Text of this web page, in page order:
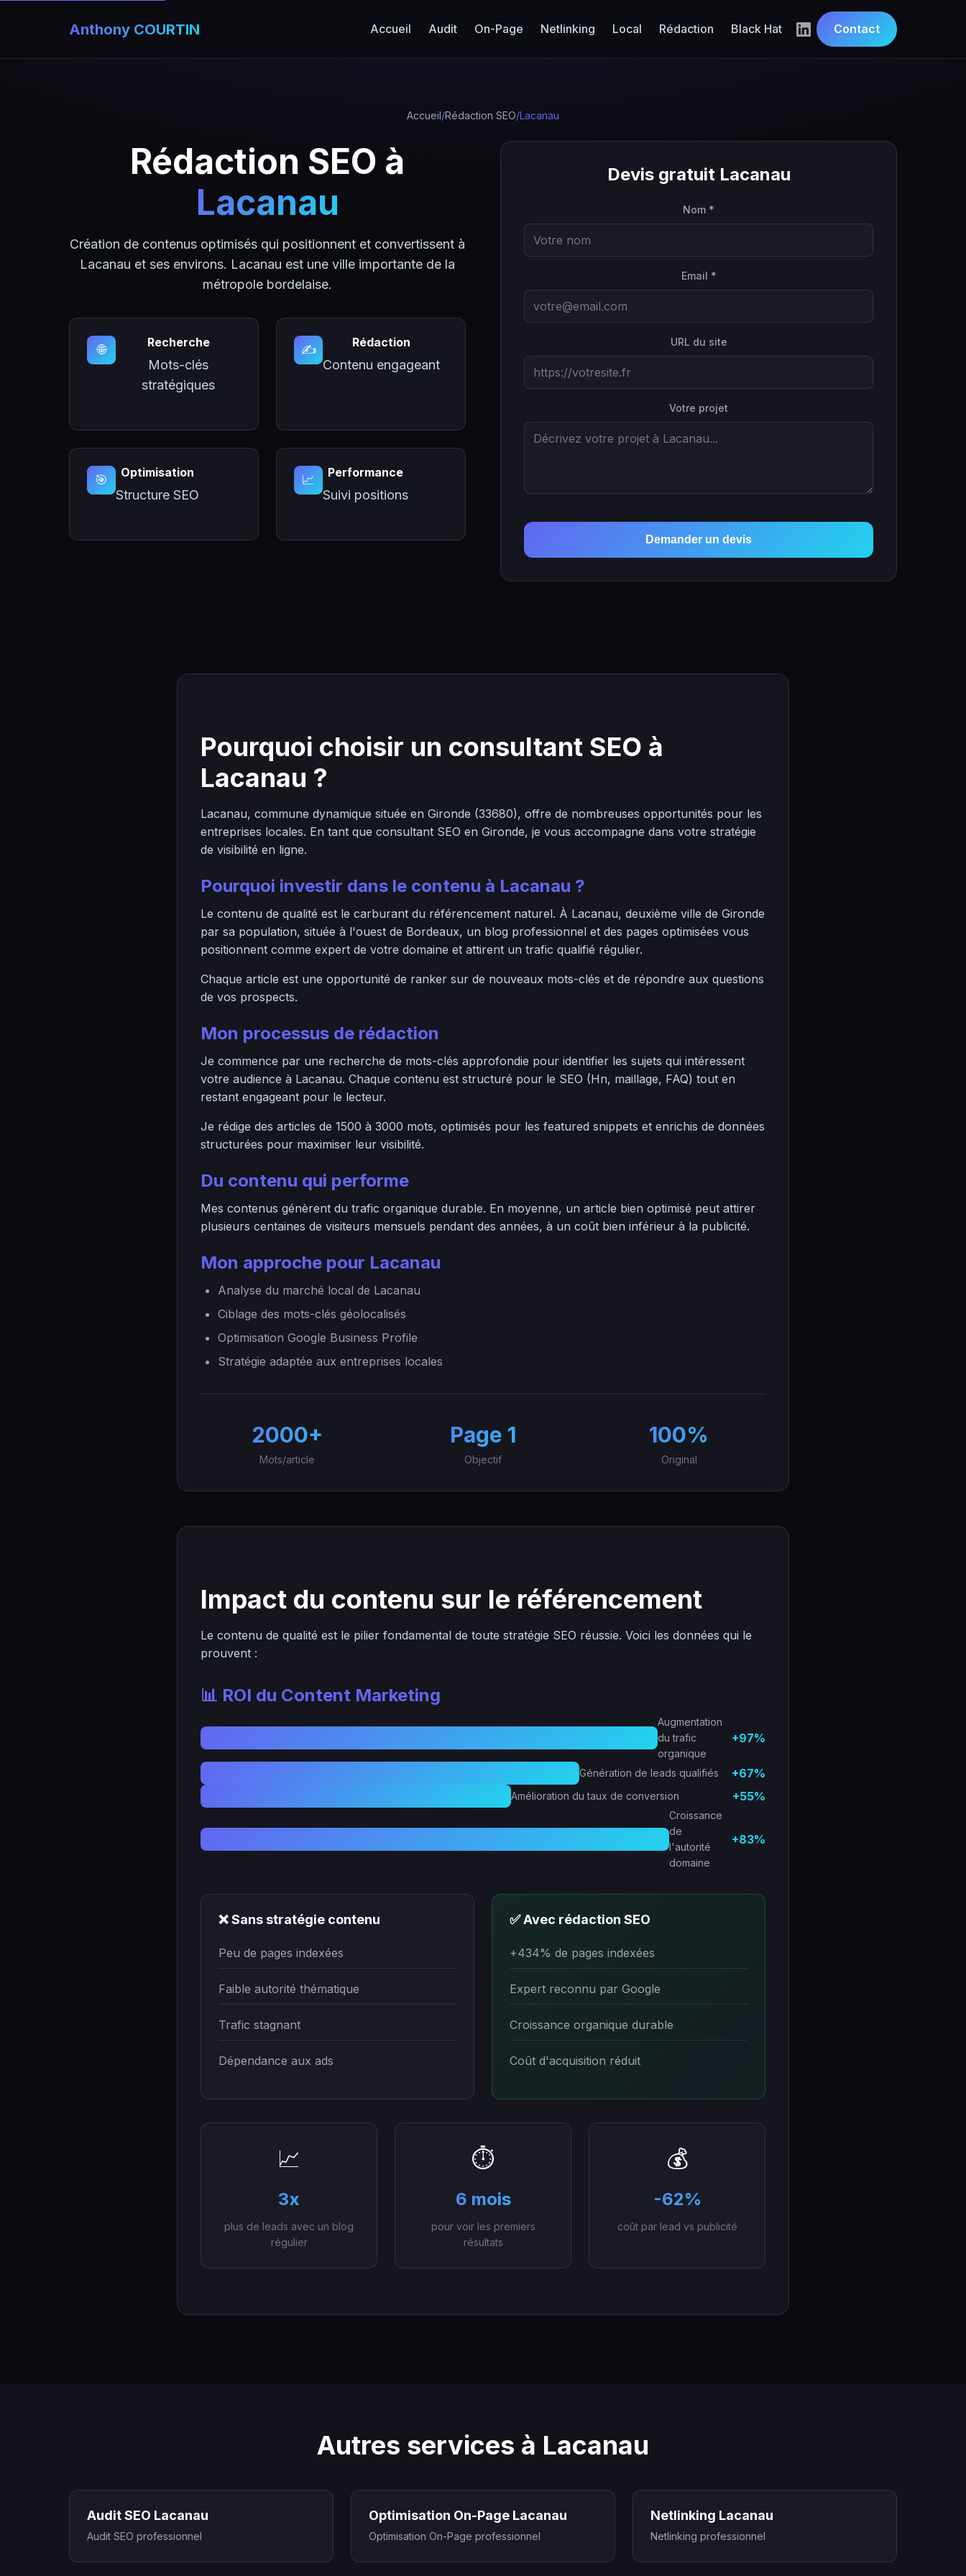
Anthony COURTIN Accueil Audit On-Page Netlinking Local Rédaction Black Hat Contact
Accueil/Rédaction SEO/Lacanau
Rédaction SEO à
Lacanau
Création de contenus optimisés qui positionnent et convertissent à
Lacanau et ses environs. Lacanau est une ville importante de la
métropole bordelaise.
🌐 Recherche
Mots-clés
stratégiques
✍️ Rédaction
Contenu engageant
🎯 Optimisation
Structure SEO
📈 Performance
Suivi positions
Devis gratuit Lacanau
Nom *
Email *
URL du site
Votre projet
Demander un devis
Pourquoi choisir un consultant SEO à
Lacanau ?
Lacanau, commune dynamique située en Gironde (33680), offre de nombreuses opportunités pour les
entreprises locales. En tant que consultant SEO en Gironde, je vous accompagne dans votre stratégie
de visibilité en ligne.
Pourquoi investir dans le contenu à Lacanau ?
Le contenu de qualité est le carburant du référencement naturel. À Lacanau, deuxième ville de Gironde
par sa population, située à l'ouest de Bordeaux, un blog professionnel et des pages optimisées vous
positionnent comme expert de votre domaine et attirent un trafic qualifié régulier.
Chaque article est une opportunité de ranker sur de nouveaux mots-clés et de répondre aux questions
de vos prospects.
Mon processus de rédaction
Je commence par une recherche de mots-clés approfondie pour identifier les sujets qui intéressent
votre audience à Lacanau. Chaque contenu est structuré pour le SEO (Hn, maillage, FAQ) tout en
restant engageant pour le lecteur.
Je rédige des articles de 1500 à 3000 mots, optimisés pour les featured snippets et enrichis de données
structurées pour maximiser leur visibilité.
Du contenu qui performe
Mes contenus génèrent du trafic organique durable. En moyenne, un article bien optimisé peut attirer
plusieurs centaines de visiteurs mensuels pendant des années, à un coût bien inférieur à la publicité.
Mon approche pour Lacanau
Analyse du marché local de Lacanau
Ciblage des mots-clés géolocalisés
Optimisation Google Business Profile
Stratégie adaptée aux entreprises locales
2000+
Mots/article
Page 1
Objectif
100%
Original
Impact du contenu sur le référencement
Le contenu de qualité est le pilier fondamental de toute stratégie SEO réussie. Voici les données qui le
prouvent :
📊 ROI du Content Marketing
Augmentation
du trafic
organique
+97%
Génération de leads qualifiés +67%
Amélioration du taux de conversion +55%
Croissance
de
l'autorité
domaine
+83%
❌ Sans stratégie contenu
Peu de pages indexées
Faible autorité thématique
Trafic stagnant
Dépendance aux ads
✅ Avec rédaction SEO
+434% de pages indexées
Expert reconnu par Google
Croissance organique durable
Coût d'acquisition réduit
📈
3x
plus de leads avec un blog
régulier
⏱️
6 mois
pour voir les premiers
résultats
💰
-62%
coût par lead vs publicité
Autres services à Lacanau
Audit SEO Lacanau
Audit SEO professionnel
Optimisation On-Page Lacanau
Optimisation On-Page professionnel
Netlinking Lacanau
Netlinking professionnel